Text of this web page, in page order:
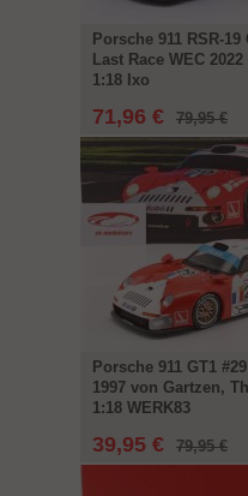
Porsche 911 RSR-
Last Race WEC
1:18 Ixo
71,96 € 79,95 €
Porsche 911 GT1
1997 von Gartzen,
1:18 WERK83
39,95 € 79,95 €